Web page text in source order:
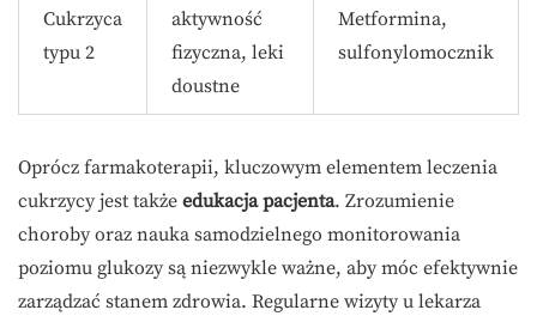
Cukrzyca
typu 2
aktywność
fizyczna, leki
doustne
Metformina,
sulfonylomocznik
Oprócz farmakoterapii, kluczowym elementem leczenia
cukrzycy jest także edukacja pacjenta. Zrozumienie
choroby oraz nauka samodzielnego monitorowania
poziomu glukozy są niezwykle ważne, aby móc efektywnie
zarządzać stanem zdrowia. Regularne wizyty u lekarza